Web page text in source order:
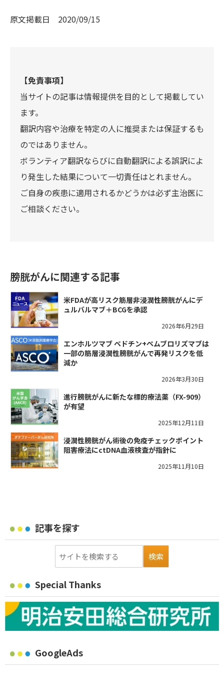
原文掲載日 2020/09/15
【免責事項】
当サイトの記事は情報提供を目的として掲載してい
ます。
翻訳内容や治療を特定の人に推奨または保証するも
のではありません。
ボランティア翻訳ならびに自動翻訳による誤訳によ
り発生した結果について一切責任はとれません。
ご自身の疾患に適用されるかどうかは必ず主治医に
ご相談ください。
膀胱がんに関連する記事
米FDAが高リスク筋層非浸潤性膀胱がんにデ
ュルバルマブ＋BCGを承認
2026年6月29日
エンホルツマブ ベドチン+ペムブロリズマブは
一部の筋層浸潤性膀胱がんで再発リスクを低
減か
2026年3月30日
進行膀胱がんに新たな標的療法薬（FX-909）
が有望
2025年12月11日
浸潤性膀胱がん術後の免疫チェックポイント
阻害療法にctDNA血液検査が指針に
2025年11月10日
記事を探す
Special Thanks
GoogleAds